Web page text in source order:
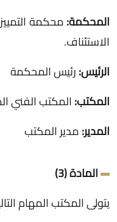
المحكمة:محكمة
الاستئناف.
الرئيس:رئيس المحكمة
المكتب:المكتب الفني
المدير:مدير المكتب
المادة (3)
يتولى المكتب المهام